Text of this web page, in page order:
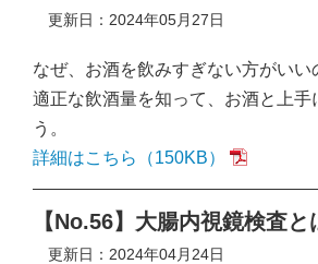
更新日：2024年05月27日
なぜ、お酒を飲みすぎない方がいい
適正な飲酒量を知って、お酒と上手
う。
詳細はこちら（150KB）
【No.56】大腸内視鏡検査と
更新日：2024年04月24日